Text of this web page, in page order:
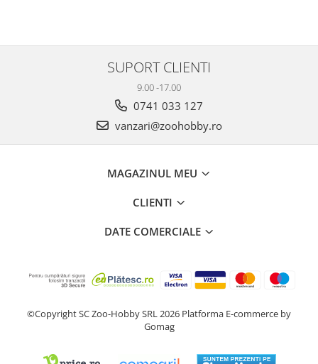
SUPORT CLIENTI
9.00 -17.00
0741 033 127
vanzari@zoohobby.ro
MAGAZINUL MEU
CLIENTI
DATE COMERCIALE
©Copyright SC Zoo-Hobby SRL 2026 Platforma E-commerce by
Gomag